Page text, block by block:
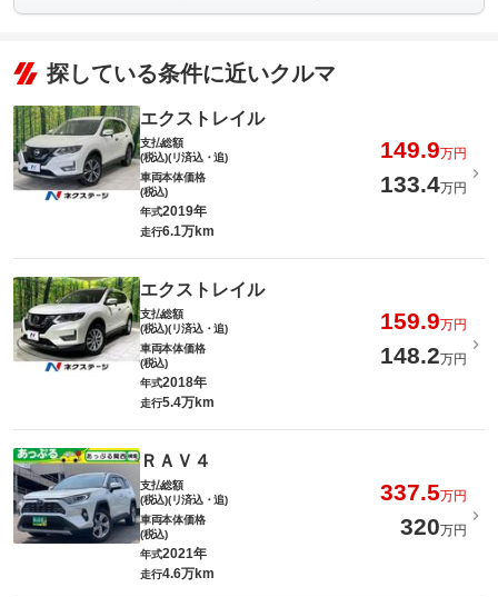
探している条件に近いクルマ
エクストレイル
支払総額
(税込)(リ済込・追)
149.9万円
車両本体価格
(税込)
133.4万円
年式2019年
走行6.1万km
エクストレイル
支払総額
(税込)(リ済込・追)
159.9万円
車両本体価格
(税込)
148.2万円
年式2018年
走行5.4万km
ＲＡＶ４
支払総額
(税込)(リ済込・追)
337.5万円
車両本体価格
(税込)
320万円
年式2021年
走行4.6万km